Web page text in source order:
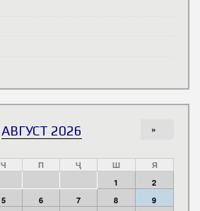
АВГУСТ 2026 »
Ч П Ҷ Ш
Я
1
2
5 6 7 8
9